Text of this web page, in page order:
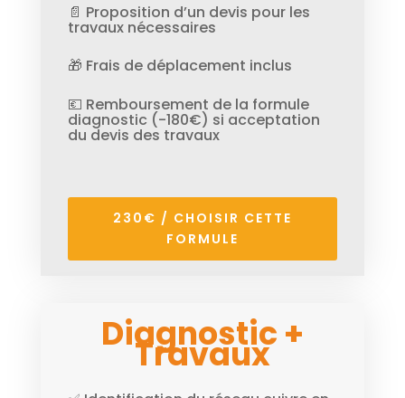
📄 Proposition d’un devis pour les
travaux nécessaires
🎁 Frais de déplacement inclus
💶 Remboursement de la formule
diagnostic (-180€) si acceptation
du devis des travaux
230€ / CHOISIR CETTE
FORMULE
Diagnostic +
Travaux